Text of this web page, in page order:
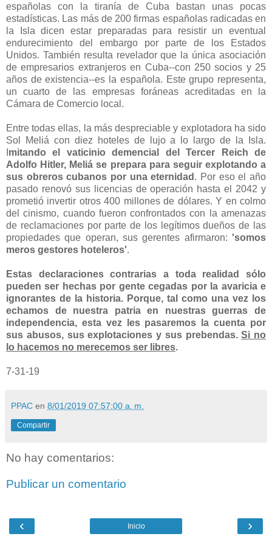
españolas con la tiranía de Cuba bastan unas pocas
estadísticas. Las más de 200 firmas españolas radicadas en
la Isla dicen estar preparadas para resistir un eventual
endurecimiento del embargo por parte de los Estados
Unidos. También resulta revelador que la única asociación
de empresarios extranjeros en Cuba--con 250 socios y 25
años de existencia--es la española. Este grupo representa,
un cuarto de las empresas foráneas acreditadas en la
Cámara de Comercio local.
Entre todas ellas, la más despreciable y explotadora ha sido
Sol Meliá con diez hoteles de lujo a lo largo de la Isla.
mitando el vaticinio demencial del Tercer Reich de
Adolfo Hitler, Meliá se prepara para seguir explotando a
sus obreros cubanos por una eternidad . Por eso el año
pasado renovó sus licencias de operación hasta el 2042 y
prometió invertir otros 400 millones de dólares. Y en colmo
del cinismo, cuando fueron confrontados con la amenazas
de reclamaciones por parte de los legítimos dueños de las
propiedades que operan, sus gerentes afirmaron: 'somos
meros gestores hoteleros'.
Estas declaraciones contrarias a toda realidad sólo
pueden ser hechas por gente cegadas por la avaricia e
ignorantes de la historia. Porque, tal como una vez los
echamos de nuestra patria en nuestras guerras de
independencia, esta vez les pasaremos la cuenta por
sus abusos, sus explotaciones y sus prebendas.Si no
lo hacemos no merecemos ser libres.
7-31-19
PPAC en 8/01/2019 07:57:00 a. m.
Compartir
No hay comentarios:
Publicar un comentario
‹ ›
Inicio